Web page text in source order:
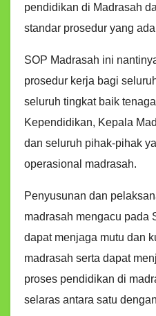
pendidikan di Madrasah
standar prosedur yang
SOP Madrasah ini
prosedur kerja bagi
seluruh tingkat baik
Kependidikan, Kepala
dan seluruh pihak-pihak
operasional madrasah.
Penyusunan dan
madrasah mengacu pada
dapat menjaga mutu dan
madrasah serta dapat
proses pendidikan di
selaras antara satu